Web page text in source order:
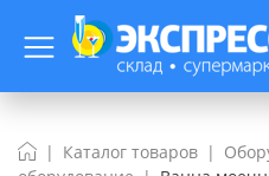
Каталог товаров